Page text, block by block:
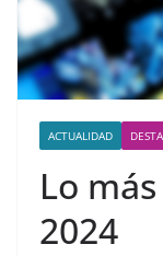
ACTUALIDAD
Lo
2024